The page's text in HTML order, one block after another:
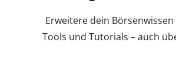
Erweitere dein
Tools und Tutorials – auch